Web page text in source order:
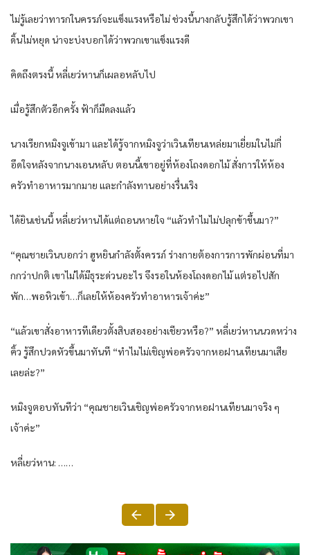
ไม่รู้เลยว่าทารกในครรภ์จะแข็งแรงหรือไม่ ช่วงนี้นางกลับรู้สึกได้ว่าพวกเขา
ดิ้นไม่หยุด น่าจะบ่งบอกได้ว่าพวกเขาแข็งแรงดี
คิดถึงตรงนี้ หลี่เยว่หานก็เผลอหลับไป
เมื่อรู้สึกตัวอีกครั้ง ฟ้าก็มืดลงแล้ว
นางเรียกหมิงจูเข้ามา และได้รู้จากหมิงจูว่าเวินเทียนเหล่ยมาเยี่ยมในไม่กี่
อึดใจหลังจากนางเอนหลับ ตอนนี้เขาอยู่ที่ห้องโถงดอกไม้ สั่งการให้ห้อง
ครัวทำอาหารมากมาย และกำลังทานอย่างรื่นเริง
ได้ยินเช่นนี้ หลี่เยว่หานได้แต่ถอนหายใจ “แล้วทำไมไม่ปลุกข้าขึ้นมา?”
“คุณชายเวินบอกว่า ฮูหยินกำลังตั้งครรภ์ ร่างกายต้องการการพักผ่อนที่มา
กกว่าปกติ เขาไม่ได้มีธุระด่วนอะไร จึงรอในห้องโถงดอกไม้ แต่รอไปสัก
พัก…พอหิวเข้า…ก็เลยให้ห้องครัวทำอาหารเจ้าค่ะ”
“แล้วเขาสั่งอาหารทีเดียวตั้งสิบสองอย่างเชียวหรือ?” หลี่เยว่หานนวดหว่าง
คิ้ว รู้สึกปวดหัวขึ้นมาทันที “ทำไมไม่เชิญพ่อครัวจากหอฝานเทียนมาเสีย
เลยล่ะ?”
หมิงจูตอบทันทีว่า “คุณชายเวินเชิญพ่อครัวจากหอฝานเทียนมาจริง ๆ
เจ้าค่ะ”
หลี่เยว่หาน: ……